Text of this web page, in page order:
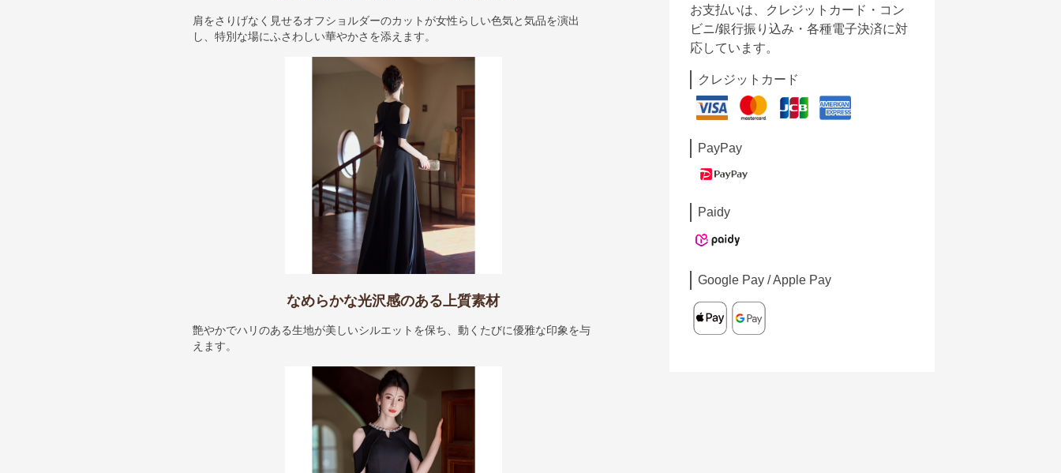
肩をさりげなく見せるオフショルダーのカットが女性らしい色気と気品を演出
し、特別な場にふさわしい華やかさを添えます。
なめらかな光沢感のある上質素材
艶やかでハリのある生地が美しいシルエットを保ち、動くたびに優雅な印象を与
えます。
お支払いは、クレジットカード・コン
ビニ/銀行振り込み・各種電子決済に対
応しています。
クレジットカード
PayPay
Paidy
Google Pay / Apple Pay